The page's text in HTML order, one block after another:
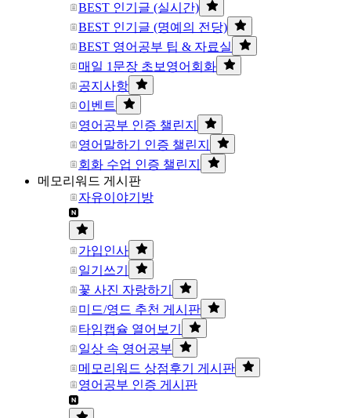
BEST 인기글 (실시간)
BEST 인기글 (명예의 전당)
BEST 영어공부 팁 & 자료실
매일 1문장 초보영어회화
공지사항
이벤트
영어공부 인증 챌린지
영어말하기 인증 챌린지
회화 수업 인증 챌린지
메모리워드 게시판
자유이야기방
가입인사
일기쓰기
꽃 사진 자랑하기
미드/영드 추천 게시판
타임캡슐 열어보기
일상 속 영어공부
메모리워드 상점후기 게시판
영어공부 인증 게시판